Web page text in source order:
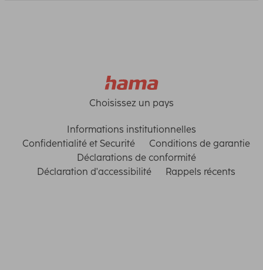
Choisissez un pays
Informations institutionnelles
Confidentialité et Securité
Conditions de garantie
Déclarations de conformité
Déclaration d'accessibilité
Rappels récents